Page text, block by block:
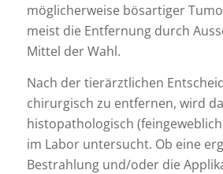
möglicherweise bösartiger
meist die Entfernung durch
Mittel der Wahl.
Nach der tierärztlichen
chirurgisch zu entfernen, wird
histopathologisch
im Labor untersucht. Ob eine
Bestrahlung und/oder die